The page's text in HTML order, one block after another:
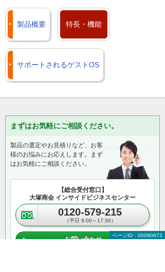
製品概要 特長・機能
サポートされるゲストOS
まずはお気軽にご相談ください。
製品の選定やお見積りなど、お客
様のお悩みにお応えします。まず
はお気軽にご相談ください。
【総合受付窓口】
大塚商会 インサイドビジネスセンター
0120-579-215
（平日 9:00～17:30）
お問い合わせ
ページID：00090873